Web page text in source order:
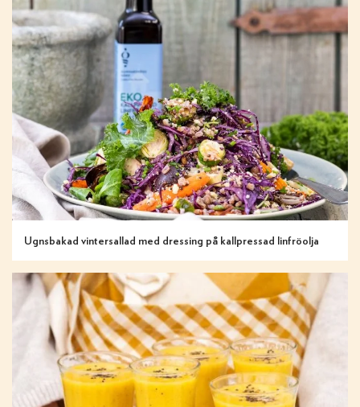
Ugnsbakad vintersallad med dressing på kallpressad linfröolja